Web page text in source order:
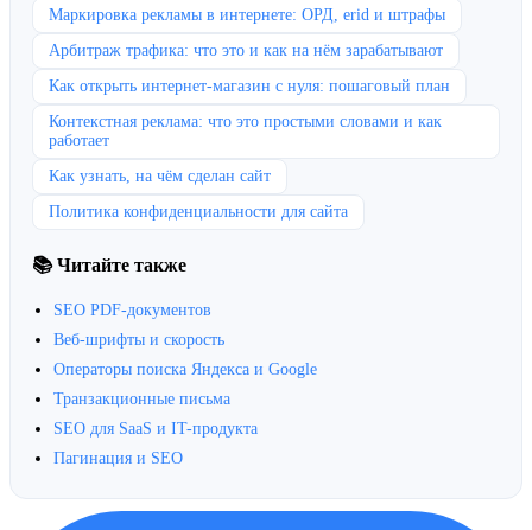
Маркировка рекламы в интернете: ОРД, erid и штрафы
Арбитраж трафика: что это и как на нём зарабатывают
Как открыть интернет-магазин с нуля: пошаговый план
Контекстная реклама: что это простыми словами и как
работает
Как узнать, на чём сделан сайт
Политика конфиденциальности для сайта
📚 Читайте также
SEO PDF-документов
Веб-шрифты и скорость
Операторы поиска Яндекса и Google
Транзакционные письма
SEO для SaaS и IT-продукта
Пагинация и SEO